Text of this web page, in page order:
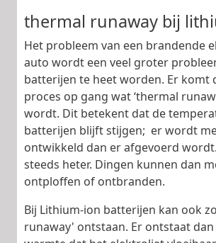
thermal runaway bij
Het probleem van een brandende
auto wordt een veel groter
batterijen te heet worden. Er komt
proces op gang wat ‘thermal
wordt. Dit betekent dat de
batterijen blijft stijgen; er wordt
ontwikkeld dan er afgevoerd
steeds heter. Dingen kunnen dan
ontploffen of ontbranden.
Bij Lithium-ion batterijen kan ook
runaway' ontstaan. Er ontstaat dan